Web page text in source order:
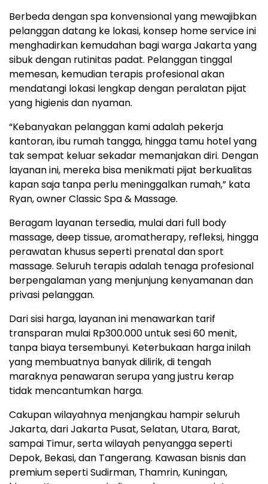
Berbeda dengan spa konvensional yang mewajibkan
pelanggan datang ke lokasi, konsep home service ini
menghadirkan kemudahan bagi warga Jakarta yang
sibuk dengan rutinitas padat. Pelanggan tinggal
memesan, kemudian terapis profesional akan
mendatangi lokasi lengkap dengan peralatan pijat
yang higienis dan nyaman.
“Kebanyakan pelanggan kami adalah pekerja
kantoran, ibu rumah tangga, hingga tamu hotel yang
tak sempat keluar sekadar memanjakan diri. Dengan
layanan ini, mereka bisa menikmati pijat berkualitas
kapan saja tanpa perlu meninggalkan rumah,” kata
Ryan, owner Classic Spa & Massage.
Beragam layanan tersedia, mulai dari full body
massage, deep tissue, aromatherapy, refleksi, hingga
perawatan khusus seperti prenatal dan sport
massage. Seluruh terapis adalah tenaga profesional
berpengalaman yang menjunjung kenyamanan dan
privasi pelanggan.
Dari sisi harga, layanan ini menawarkan tarif
transparan mulai Rp300.000 untuk sesi 60 menit,
tanpa biaya tersembunyi. Keterbukaan harga inilah
yang membuatnya banyak dilirik, di tengah
maraknya penawaran serupa yang justru kerap
tidak mencantumkan harga.
Cakupan wilayahnya menjangkau hampir seluruh
Jakarta, dari Jakarta Pusat, Selatan, Utara, Barat,
sampai Timur, serta wilayah penyangga seperti
Depok, Bekasi, dan Tangerang. Kawasan bisnis dan
premium seperti Sudirman, Thamrin, Kuningan,